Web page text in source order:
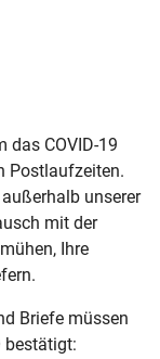
das COVID-19
Postlaufzeiten.
unserer
mit der
Ihre
Briefe müssen
bestätigt: